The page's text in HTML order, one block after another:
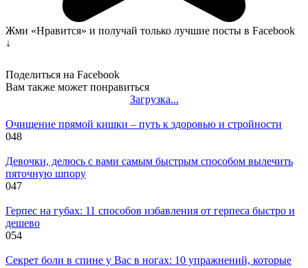
Жми «Нравится» и получай только лучшие посты в Facebook
↓
Поделиться на Facebook
Вам также может понравиться
Загрузка...
Очищение прямой кишки – путь к здоровью и стройности
048
Девочки, делюсь с вами самым быстрым способом вылечить
пяточную шпору
047
Герпес на губах: 11 способов избавления от герпеса быстро и
дешево
054
Секрет боли в спине у Вас в ногах: 10 упражнений, которые